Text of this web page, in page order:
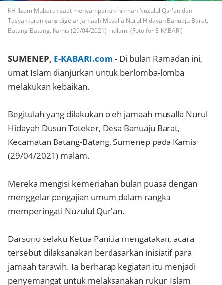
KH Ilzam Mubarak saat menyampaikan hikmah Nuzulul Qur'an dan
Tasyakkuran yang digelar Jamaah Musalla Nurul Hidayah Banuaju Barat,
Batang-Batang, Kamis (29/04/2021) malam. (Foto for E-KABARI)
SUMENEP, E-KABARI.com - Di bulan Ramadan ini,
umat Islam dianjurkan untuk berlomba-lomba
melakukan kebaikan.
Begitulah yang dilakukan oleh jamaah musalla Nurul
Hidayah Dusun Toteker, Desa Banuaju Barat,
Kecamatan Batang-Batang, Sumenep pada Kamis
(29/04/2021) malam.
Mereka mengisi kemeriahan bulan puasa dengan
menggelar pengajian umum dalam rangka
memperingati Nuzulul Qur'an.
Darsono selaku Ketua Panitia mengatakan, acara
tersebut dilaksanakan berdasarkan inisiatif para
jamaah tarawih. Ia berharap kegiatan itu menjadi
penyemangat untuk melaksanakan rukun Islam